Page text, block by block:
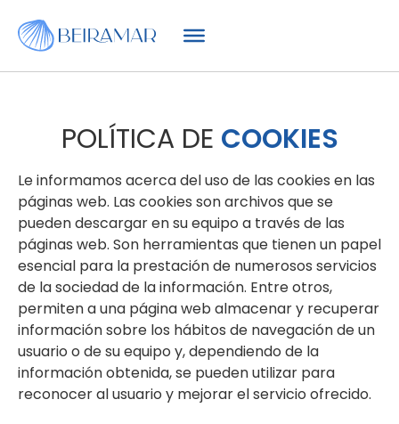
POLÍTICA DE COOKIES
Le informamos acerca del uso de las cookies en las
páginas web. Las cookies son archivos que se
pueden descargar en su equipo a través de las
páginas web. Son herramientas que tienen un papel
esencial para la prestación de numerosos servicios
de la sociedad de la información. Entre otros,
permiten a una página web almacenar y recuperar
información sobre los hábitos de navegación de un
usuario o de su equipo y, dependiendo de la
información obtenida, se pueden utilizar para
reconocer al usuario y mejorar el servicio ofrecido.